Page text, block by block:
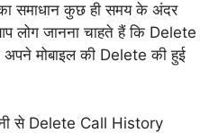
समाधान कुछ ही समय के अंदर
लोग जानना चाहते हैं कि Delete
अपने मोबाइल की Delete की हुई
से Delete Call History